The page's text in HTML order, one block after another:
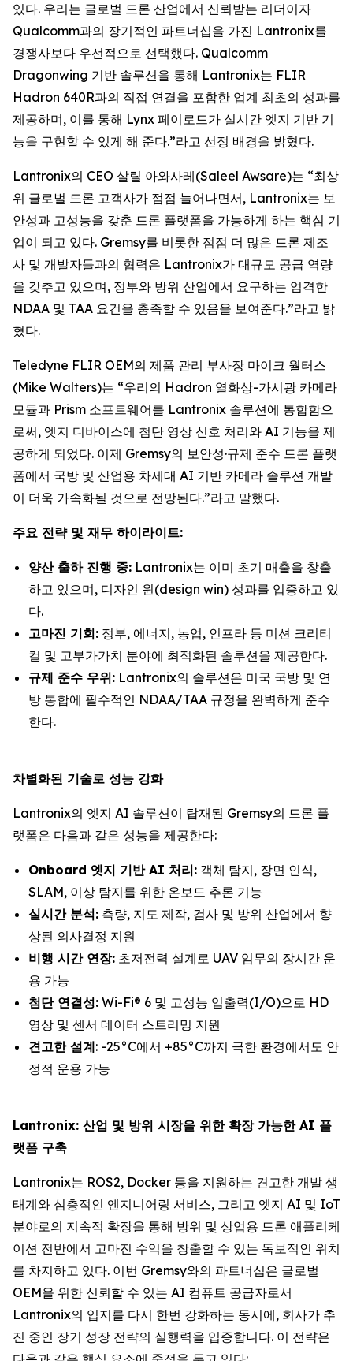
있다. 우리는 글로벌 드론 산업에서 신뢰받는 리더이자
Qualcomm과의 장기적인 파트너십을 가진 Lantronix를
경쟁사보다 우선적으로 선택했다. Qualcomm
Dragonwing 기반 솔루션을 통해 Lantronix는 FLIR
Hadron 640R과의 직접 연결을 포함한 업계 최초의 성과를
제공하며, 이를 통해 Lynx 페이로드가 실시간 엣지 기반 기
능을 구현할 수 있게 해 준다.”라고 선정 배경을 밝혔다.
Lantronix의 CEO 살릴 아와사레(Saleel Awsare)는 “최상
위 글로벌 드론 고객사가 점점 늘어나면서, Lantronix는 보
안성과 고성능을 갖춘 드론 플랫폼을 가능하게 하는 핵심 기
업이 되고 있다. Gremsy를 비롯한 점점 더 많은 드론 제조
사 및 개발자들과의 협력은 Lantronix가 대규모 공급 역량
을 갖추고 있으며, 정부와 방위 산업에서 요구하는 엄격한
NDAA 및 TAA 요건을 충족할 수 있음을 보여준다.”라고 밝
혔다.
Teledyne FLIR OEM의 제품 관리 부사장 마이크 월터스
(Mike Walters)는 “우리의 Hadron 열화상-가시광 카메라
모듈과 Prism 소프트웨어를 Lantronix 솔루션에 통합함으
로써, 엣지 디바이스에 첨단 영상 신호 처리와 AI 기능을 제
공하게 되었다. 이제 Gremsy의 보안성·규제 준수 드론 플랫
폼에서 국방 및 산업용 차세대 AI 기반 카메라 솔루션 개발
이 더욱 가속화될 것으로 전망된다.”라고 말했다.
주요 전략 및 재무 하이라이트:
양산 출하 진행 중: Lantronix는 이미 초기 매출을 창출
하고 있으며, 디자인 윈(design win) 성과를 입증하고 있
다.
고마진 기회: 정부, 에너지, 농업, 인프라 등 미션 크리티
컬 및 고부가가치 분야에 최적화된 솔루션을 제공한다.
규제 준수 우위: Lantronix의 솔루션은 미국 국방 및 연
방 통합에 필수적인 NDAA/TAA 규정을 완벽하게 준수
한다.
차별화된 기술로 성능 강화
Lantronix의 엣지 AI 솔루션이 탑재된 Gremsy의 드론 플
랫폼은 다음과 같은 성능을 제공한다:
Onboard 엣지 기반 AI 처리: 객체 탐지, 장면 인식,
SLAM, 이상 탐지를 위한 온보드 추론 기능
실시간 분석: 측량, 지도 제작, 검사 및 방위 산업에서 향
상된 의사결정 지원
비행 시간 연장: 초저전력 설계로 UAV 임무의 장시간 운
용 가능
첨단 연결성: Wi-Fi® 6 및 고성능 입출력(I/O)으로 HD
영상 및 센서 데이터 스트리밍 지원
견고한 설계: -25°C에서 +85°C까지 극한 환경에서도 안
정적 운용 가능
Lantronix: 산업 및 방위 시장을 위한 확장 가능한 AI 플
랫폼 구축
Lantronix는 ROS2, Docker 등을 지원하는 견고한 개발 생
태계와 심층적인 엔지니어링 서비스, 그리고 엣지 AI 및 IoT
분야로의 지속적 확장을 통해 방위 및 상업용 드론 애플리케
이션 전반에서 고마진 수익을 창출할 수 있는 독보적인 위치
를 차지하고 있다. 이번 Gremsy와의 파트너십은 글로벌
OEM을 위한 신뢰할 수 있는 AI 컴퓨트 공급자로서
Lantronix의 입지를 다시 한번 강화하는 동시에, 회사가 추
진 중인 장기 성장 전략의 실행력을 입증합니다. 이 전략은